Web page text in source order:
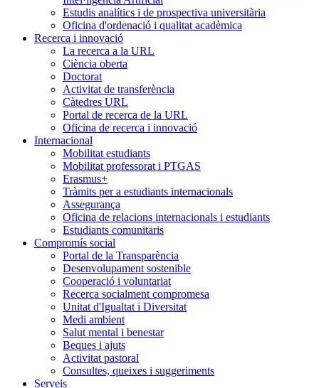
Estudis analítics i de prospectiva universitària
Oficina d'ordenació i qualitat acadèmica
Recerca i innovació
La recerca a la URL
Ciència oberta
Doctorat
Activitat de transferència
Càtedres URL
Portal de recerca de la URL
Oficina de recerca i innovació
Internacional
Mobilitat estudiants
Mobilitat professorat i PTGAS
Erasmus+
Tràmits per a estudiants internacionals
Assegurança
Oficina de relacions internacionals i estudiants
Estudiants comunitaris
Compromís social
Portal de la Transparència
Desenvolupament sostenible
Cooperació i voluntariat
Recerca socialment compromesa
Unitat d'Igualtat i Diversitat
Medi ambient
Salut mental i benestar
Beques i ajuts
Activitat pastoral
Consultes, queixes i suggeriments
Serveis